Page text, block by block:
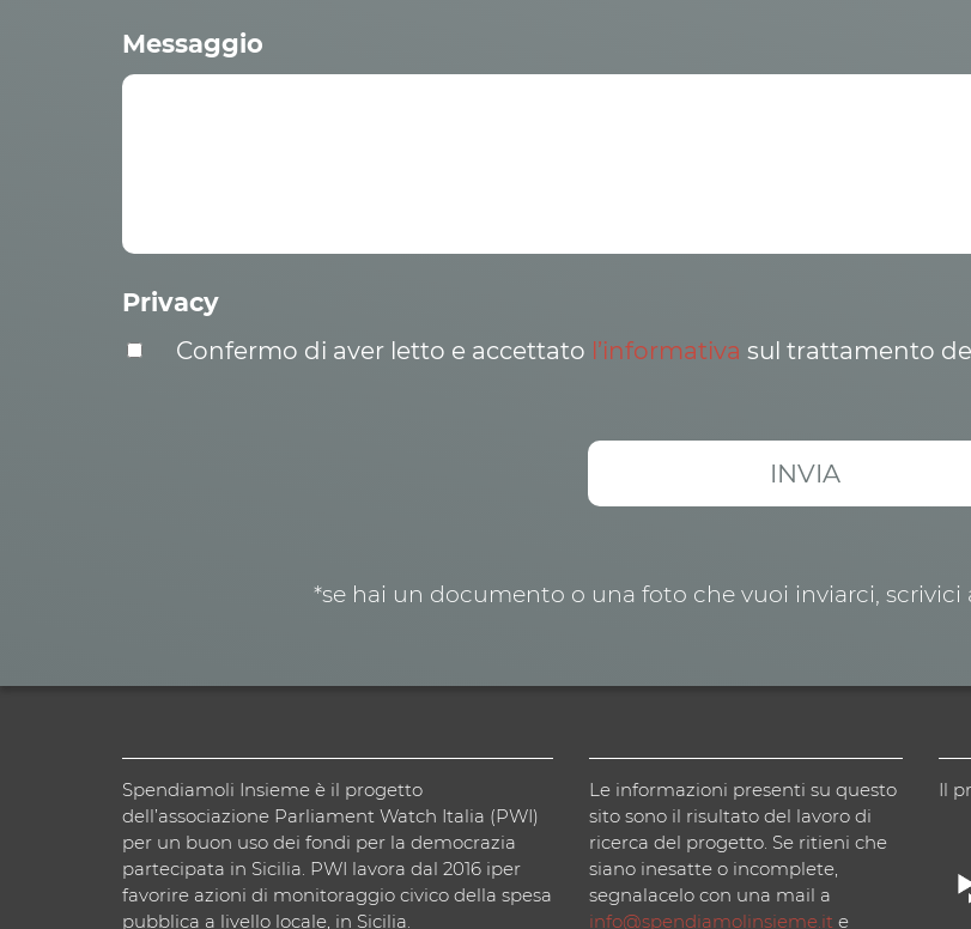
Messaggio
Privacy
Confermo di aver letto e accettato l’informativa sul trattamento
*se hai un documento o una foto che vuoi inviarci,
Spendiamoli Insieme è il progetto
dell’associazione Parliament Watch Italia (PWI)
per un buon uso dei fondi per la democrazia
partecipata in Sicilia. PWI lavora dal 2016 iper
favorire azioni di monitoraggio civico della spesa
pubblica a livello locale, in Sicilia.
Le informazioni presenti su questo
sito sono il risultato del lavoro di
ricerca del progetto. Se ritieni che
siano inesatte o incomplete,
segnalacelo con una mail a
info@spendiamolinsieme.ite
Il